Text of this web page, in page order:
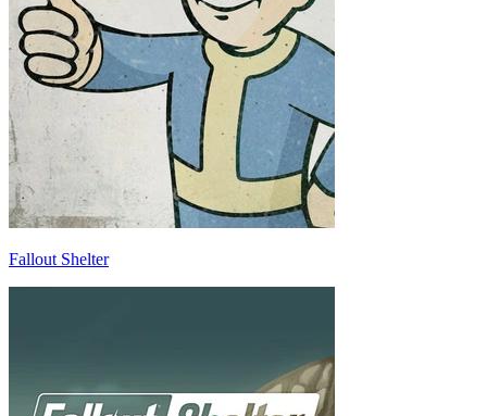
Fallout Shelter